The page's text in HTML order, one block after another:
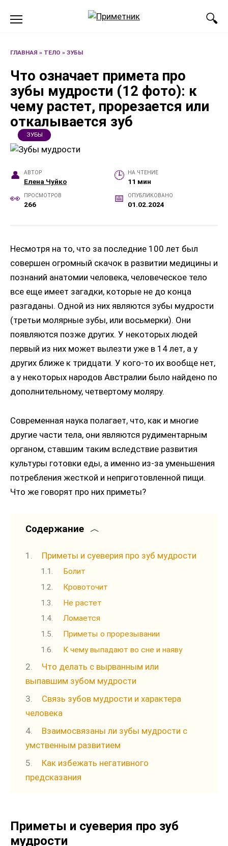
ГЛАВНАЯ » ТЕЛО » ЗУБЫ
Что означает примета про
зубы мудрости (12 фото): к
чему растет, прорезается или
откалывается зуб
ЗУБЫ
АВТОР
Елена Чуйко
НА ЧТЕНИЕ
11 мин
ПРОСМОТРОВ
266
ОПУБЛИКОВАНО
01.02.2024
Несмотря на то, что за последние 100 лет был
совершен огромный скачок в развитии медицины и
познаний анатомии человека, человеческое тело
все еще имеет загадки, которые не до конца
разгаданы. Одной из них являются зубы мудрости
(третьи молярные зубы, или восьмерки). Они
появляются позже других. У некоторых людей
первый из них может вылезти уже в 14 лет, а у
других ближе к тридцати. У кого-то их вообще нет,
а у некоторых народов Австралии было найдено по
дополнительному, четвертому моляру.
Современная наука полагает, что, как и многие
другие части тела, они являются рудиментарным
органом, ставшим таким вследствие развития
культуры готовки еды, а именно из-за уменьшения
потребления жесткой и неприготовленной пищи.
Что же говорят про них приметы?
Содержание
Приметы и суеверия про зуб мудрости
Болит
Кровоточит
Не растет
Ломается
Приметы о прорезывании
К чему выпадают во сне и наяву
Что делать с вырванным или
выпавшим зубом мудрости
Связь зубов мудрости и характера
человека
Взаимосвязаны ли зубы мудрости с
умственным развитием
Как избежать негативного
предсказания
Приметы и суеверия про зуб
мудрости